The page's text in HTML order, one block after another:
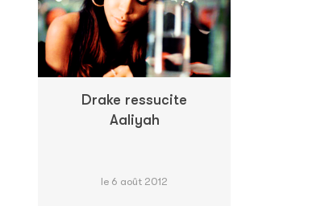
Drake ressucite
Aaliyah
le 6 août 2012